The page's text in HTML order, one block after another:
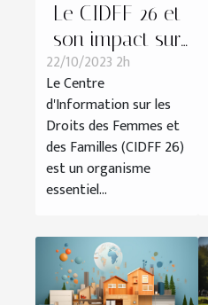
Le CIDFF 26 et
son impact sur
l'économie
locale
22/10/2023 2h
Le Centre
d'Information sur les
Droits des Femmes et
des Familles (CIDFF 26)
est un organisme
essentiel...